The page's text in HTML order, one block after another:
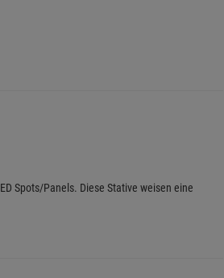
Spots/Panels. Diese Stative weisen eine